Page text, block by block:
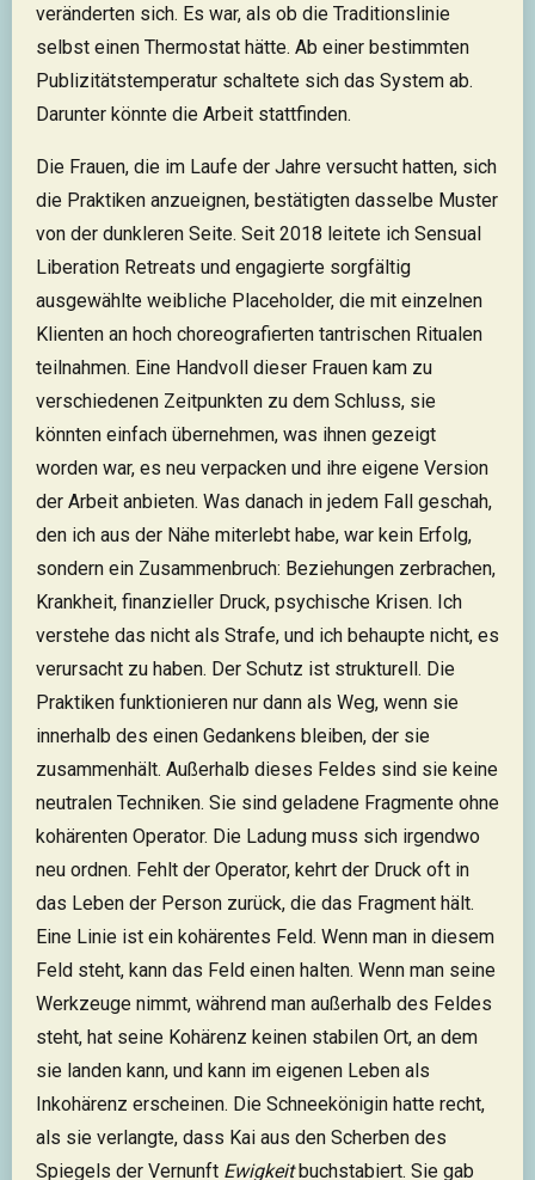
veränderten sich. Es war, als ob die Traditionslinie
selbst einen Thermostat hätte. Ab einer bestimmten
Publizitätstemperatur schaltete sich das System ab.
Darunter könnte die Arbeit stattfinden.
Die Frauen, die im Laufe der Jahre versucht hatten, sich
die Praktiken anzueignen, bestätigten dasselbe Muster
von der dunkleren Seite. Seit 2018 leitete ich Sensual
Liberation Retreats und engagierte sorgfältig
ausgewählte weibliche Placeholder, die mit einzelnen
Klienten an hoch choreografierten tantrischen Ritualen
teilnahmen. Eine Handvoll dieser Frauen kam zu
verschiedenen Zeitpunkten zu dem Schluss, sie
könnten einfach übernehmen, was ihnen gezeigt
worden war, es neu verpacken und ihre eigene Version
der Arbeit anbieten. Was danach in jedem Fall geschah,
den ich aus der Nähe miterlebt habe, war kein Erfolg,
sondern ein Zusammenbruch: Beziehungen zerbrachen,
Krankheit, finanzieller Druck, psychische Krisen. Ich
verstehe das nicht als Strafe, und ich behaupte nicht, es
verursacht zu haben. Der Schutz ist strukturell. Die
Praktiken funktionieren nur dann als Weg, wenn sie
innerhalb des einen Gedankens bleiben, der sie
zusammenhält. Außerhalb dieses Feldes sind sie keine
neutralen Techniken. Sie sind geladene Fragmente ohne
kohärenten Operator. Die Ladung muss sich irgendwo
neu ordnen. Fehlt der Operator, kehrt der Druck oft in
das Leben der Person zurück, die das Fragment hält.
Eine Linie ist ein kohärentes Feld. Wenn man in diesem
Feld steht, kann das Feld einen halten. Wenn man seine
Werkzeuge nimmt, während man außerhalb des Feldes
steht, hat seine Kohärenz keinen stabilen Ort, an dem
sie landen kann, und kann im eigenen Leben als
Inkohärenz erscheinen. Die Schneekönigin hatte recht,
als sie verlangte, dass Kai aus den Scherben des
Spiegels der Vernunft Ewigkeitbuchstabiert. Sie gab